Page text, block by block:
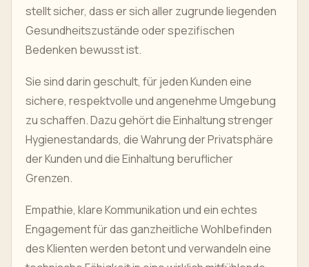
stellt sicher, dass er sich aller zugrunde liegenden
Gesundheitszustände oder spezifischen
Bedenken bewusst ist.
Sie sind darin geschult, für jeden Kunden eine
sichere, respektvolle und angenehme Umgebung
zu schaffen. Dazu gehört die Einhaltung strenger
Hygienestandards, die Wahrung der Privatsphäre
der Kunden und die Einhaltung beruflicher
Grenzen.
Empathie, klare Kommunikation und ein echtes
Engagement für das ganzheitliche Wohlbefinden
des Klienten werden betont und verwandeln eine